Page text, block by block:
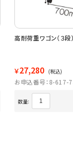
高耐荷重ワゴン（３
￥27,280 (税込)
お申込番号：8-617-
数量: